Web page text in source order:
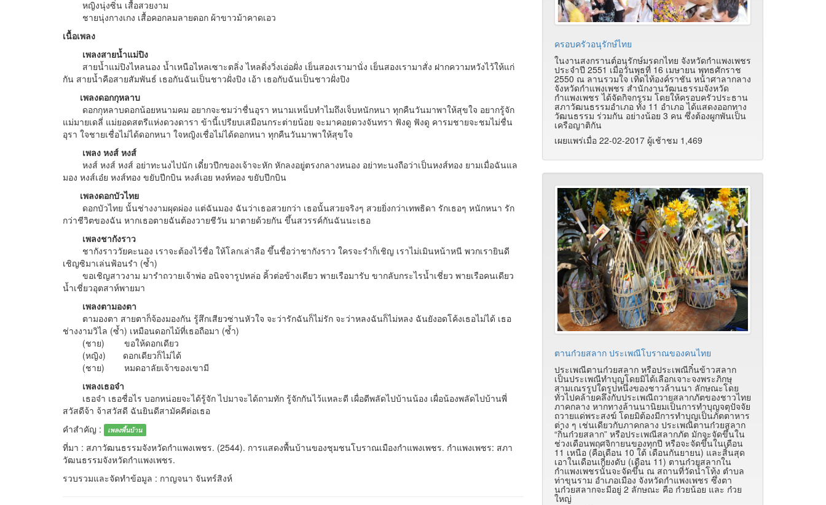
หญิงนุ่งซิ่น เสื้อสวยงาม
ชายนุ่งกางเกง เสื้อคอกลมลายดอก ผ้าขาวม้าคาดเอว
เนื้อเพลง
เพลงสายน้ำแม่ปิง
สายน้ำแม่ปิงไหลนอง น้ำเหนือไหลเซาะตลิ่ง ไหลดิ่งวิ่งเอ่อฝั่ง เย็นสองเรามานั่ง เย็นสองเรามาสั่ง ฝากความหวังไว้ให้แก่
กัน สายน้ำคือสายสัมพันธ์ เธอกันฉันเป็นชาวฝั่งปิง เอ้า เธอกับฉันเป็นชาวฝั่งปิง
เพลงดอกกุหลาบ
ดอกกุหลาบดอกน้อยหนามคม อยากจะชมว่าชื่นอุรา หนามเหน็บทำไมถึงเจ็บหนักหนา ทุกคืนวันมาพาให้สุขใจ อยากรู้จัก
แม่มายเดลี่ แม่ยอดสตรีแห่งดวงดารา ข้านี้เปรียบเสมือนกระต่ายน้อย จะมาคอยดวงจันทรา ฟังดู ฟังดู คารมชายจะชมไม่ชื่น
อุรา ใจชายเชื่อไม่ได้ดอกหนา ใจหญิงเชื่อไม่ได้ดอกหนา ทุกคืนวันมาพาให้สุขใจ
เพลง หงส์ หงส์
หงส์ หงส์ หงส์ อย่าทะนงไปนัก เดี๋ยวปีกของเจ้าจะหัก หักลงอยู่ตรงกลางหนอง อย่าทะนงถือว่าเป็นหงส์ทอง ยามเมื่อฉันแล
มอง หงส์เอ๋ย หงส์ทอง ขยับปีกบิน หงส์เอย หงห์ทอง ขยับปีกบิน
เพลงดอกบัวไทย
ดอกบัวไทย นั้นช่างงามผุดผ่อง แต่ฉันมอง ฉันว่าเธอสวยกว่า เธอนั้นสวยจริงๆ สวยยิ่งกว่าเทพธิดา รักเธอๆ หนักหนา รัก
กว่าชีวิตของฉัน หากเธอตายฉันต้องวายชีวัน มาตายด้วยกัน ขึ้นสวรรค์กันฉันนะเธอ
เพลงชากังราว
ชากังราววัยคะนอง เราจะต้องไว้ชื่อ ให้โลกเล่าลือ ขึ้นชื่อว่าชากังราว ใครจะรำก็เชิญ เราไม่เมินหน้าหนี พวกเรายินดี
เชิญซิมาเล่นฟ้อนรำ (ซ้ำ)
ขอเชิญสาวงาม มารำถวายเจ้าพ่อ อนิจจารูปหล่อ คิ้วต่อข้างเดียว พายเรือมารับ ขากลับกระไรน้ำเชี่ยว พายเรือคนเดียว
น้ำเชี่ยวอุตสาห์พายมา
เพลงตามองตา
ตามองตา สายตาก็จ้องมองกัน รู้สึกเสียวซ่านหัวใจ จะว่ารักฉันก็ไม่รัก จะว่าหลงฉันก็ไม่หลง ฉันยังอดโค้งเธอไม่ได้ เธอ
ช่างงามวิไล (ซ้ำ) เหมือนดอกไม้ที่เธอถือมา (ซ้ำ)
(ชาย) ขอให้ดอกเดียว
(หญิง) ดอกเดียวก็ไม่ได้
(ชาย) หมดอาลัยเจ้าของเขามี
เพลงเธอจ๋า
เธอจ๋า เธอชื่อไร บอกหน่อยจะได้รู้จัก ไปมาจะได้ถามทัก รู้จักกันไว้แหละดี เผื่อดีพลัดไปบ้านน้อง เผื่อน้องพลัดไปบ้านพี่
สวัสดีจ้า จ้าสวัสดี ฉันยินดีสามัคคีต่อเธอ
คำสำคัญ :
เพลงพื้นบ้าน
ที่มา : สภาวัฒนธรรมจังหวัดกำแพงเพชร. (2544). การแสดงพื้นบ้านของชุมชนโบราณเมืองกำแพงเพชร. กำแพงเพชร: สภา
วัฒนธรรมจังหวัดกำแพงเพชร.
รวบรวมและจัดทำข้อมูล : กาญจนา จันทร์สิงห์
ครอบครัวอนุรักษ์ไทย
ในงานสงกรานต์อนุรักษ์มรดกไทย จังหวัดกำแพงเพชร
ประจำปี 2551 เมื่อวันพุธที่ 16 เมษายน พุทธศักราช
2550 ณ ลานรวมใจ เทิดไท้องค์ราชัน หน้าศาลากลาง
จังหวัดกำแพงเพชร สำนักงานวัฒนธรรมจังหวัด
กำแพงเพชร ได้จัดกิจกรรม โดยให้ครอบครัวประธาน
สภาวัฒนธรรมอำเภอ ทั้ง 11 อำเภอ ได้แสดงออกทาง
วัฒนธรรม ร่วมกัน อย่างน้อย 3 คน ซึ่งต้องผูกพันเป็น
เครือญาติกัน
เผยแพร่เมื่อ 22-02-2017 ผู้เช้าชม 1,469
ตานก๋วยสลาก ประเพณีโบราณของคนไทย
ประเพณีตานก๋วยสลาก หรือประเพณีกิ๋นข้าวสลาก
เป็นประเพณีทำบุญโดยมิได้เลือกเจาะจงพระภิกษุ
สามเณรรูปใดรูปหนึ่งของชาวล้านนา ลักษณะโดย
ทั่วไปคล้ายคลึงกับประเพณีถวายสลากภัตของชาวไทย
ภาคกลาง หากทางล้านนานิยมเป็นการทำบุญจตุปัจจัย
ถวายแด่พระสงฆ์ โดยมิต้องมีการทำบุญเป็นภัตตาหาร
ต่าง ๆ เช่นเดียวกับภาคกลาง ประเพณีตานก๋วยสลาก
“กิ๋นก๋วยสลาก” หรือประเพณีสลากภัต มักจะจัดขึ้นใน
ช่วงเดือนพฤศจิกายนของทุกปี หรือจะจัดขึ้นในเดือน
11 เหนือ (คือเดือน 10 ใต้ เดือนกันยายน) และสิ้นสุด
เอาในเดือนเกี๋ยงดับ (เดือน 11) ตานก๋วยสลากใน
กำแพงเพชรนั้นจะจัดขึ้น ณ สถานที่วัดน้ำโท้ง ตำบล
ท่าขุนราม อำเภอเมือง จังหวัดกำแพงเพชร ซึ่งตา
นก๋วยสลากจะมีอยู่ 2 ลักษณะ คือ ก๋วยน้อย และ ก๋วย
ใหญ่